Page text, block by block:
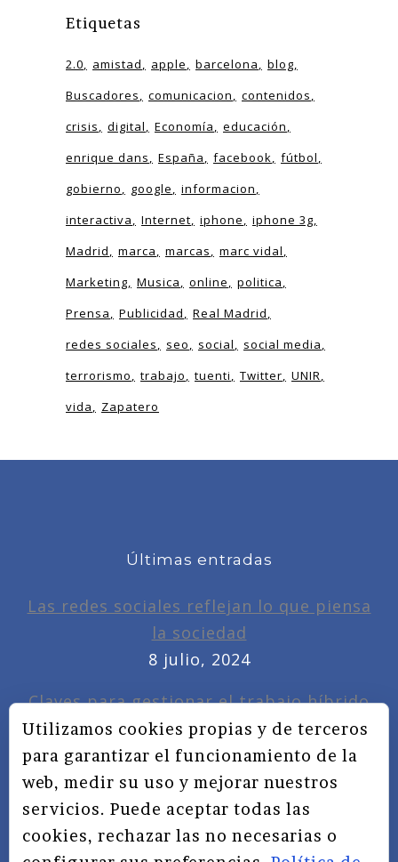
Etiquetas
2.0 amistad apple barcelona
blog
Buscadores
comunicacion
contenidos
crisis
digital Economía
educación
enrique dans
España facebook
fútbol
gobierno
google
informacion
interactiva
Internet iphone
iphone 3g
Madrid
marca marcas
marc vidal
Marketing
Musica online
politica
Prensa
Publicidad
Real Madrid
redes sociales
seo social
social media
terrorismo
trabajo tuenti Twitter
UNIR
vida
Zapatero
Últimas entradas
Las redes sociales reflejan lo que piensa
la sociedad
8 julio, 2024
Claves para gestionar el trabajo híbrido
7 noviembre, 2022
Privacidad, redes sociales y educación
3 septiembre, 2019
Utilizamos cookies propias y de terceros
para garantizar el funcionamiento de la
web, medir su uso y mejorar nuestros
servicios. Puede aceptar todas las
cookies, rechazar las no necesarias o